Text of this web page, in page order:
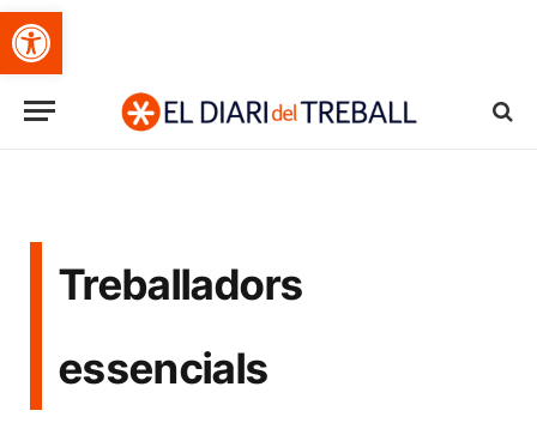
Obre la barra d'eines
Treballadors
essencials